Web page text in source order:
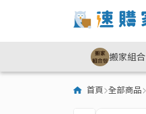
搬家組合
首頁 全部商品